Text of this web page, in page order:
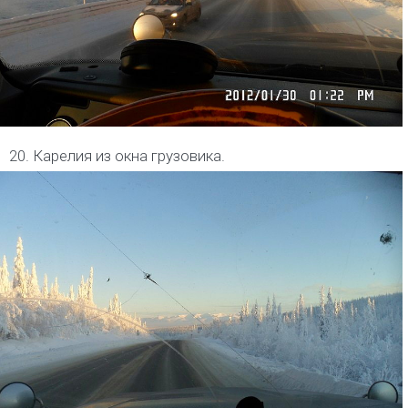
20. Карелия из окна грузовика.